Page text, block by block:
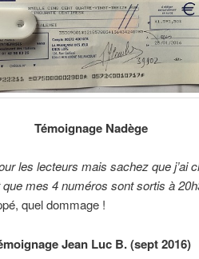
Témoignage Nadège
les lecteurs mais sachez que j’ai
mes 4 numéros sont sortis à
quel dommage !
Jean Luc B. (sept 2016)